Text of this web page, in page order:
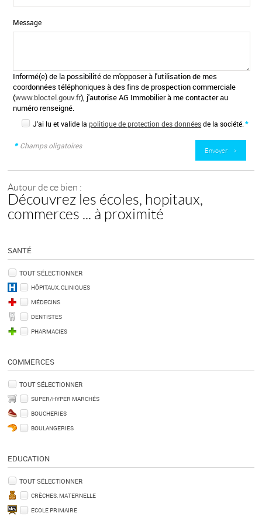
Message
Informé(e) de la possibilité de m'opposer à l'utilisation de mes
coordonnées téléphoniques à des fins de prospection commerciale
(www.bloctel.gouv.fr), j'autorise AG Immobilier à me contacter au
numéro renseigné.
J'ai lu et valide lapolitique de protection des donnéesde la société. *
* Champs oligatoires
Autour de ce bien :
Découvrez les écoles, hopitaux,
commerces ... à proximité
SANTÉ
TOUT SÉLECTIONNER
HÔPITAUX, CLINIQUES
MÉDECINS
DENTISTES
PHARMACIES
COMMERCES
TOUT SÉLECTIONNER
SUPER/HYPER MARCHÉS
BOUCHERIES
BOULANGERIES
EDUCATION
TOUT SÉLECTIONNER
CRÈCHES, MATERNELLE
ECOLE PRIMAIRE